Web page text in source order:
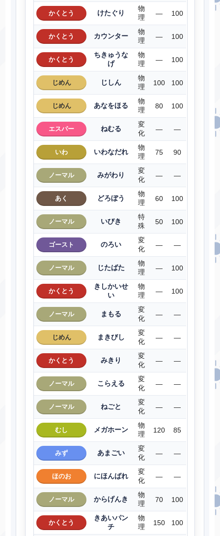
かくとう けたぐり
物
理
― 100
かくとう カウンター
物
理
― 100
かくとう
ちきゅうな
げ
物
理
― 100
じめん じしん
物
理
100 100
じめん あなをほる
物
理
80 100
エスパー ねむる
変
化
― ―
いわ いわなだれ
物
理
75 90
ノーマル みがわり
変
化
― ―
あく どろぼう
物
理
60 100
ノーマル いびき
特
殊
50 100
ゴースト のろい
変
化
― ―
ノーマル じたばた
物
理
― 100
かくとう
きしかいせ
い
物
理
― 100
ノーマル まもる
変
化
― ―
じめん まきびし
変
化
― ―
かくとう みきり
変
化
― ―
ノーマル こらえる
変
化
― ―
ノーマル ねごと
変
化
― ―
むし メガホーン
物
理
120 85
みず あまごい
変
化
― ―
ほのお にほんばれ
変
化
― ―
ノーマル からげんき
物
理
70 100
かくとう
きあいパン
チ
物
理
150 100